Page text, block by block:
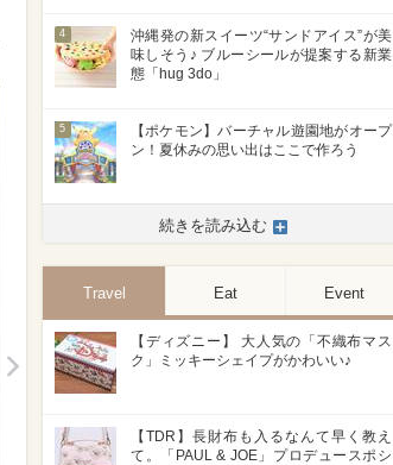
>
4
沖縄発の新スイーツ“サンドアイス”が美
味しそう♪ ブルーシールが提案する新業
態「hug 3do」
5
【ポケモン】バーチャル遊園地がオープ
ン！夏休みの思い出はここで作ろう
続きを読み込む
Travel Eat Event
【ディズニー】 大人気の「不織布マス
ク」ミッキーシェイプがかわいい♪
【TDR】長財布も入るなんて早く教え
て。「PAUL & JOE」プロデュースポシ